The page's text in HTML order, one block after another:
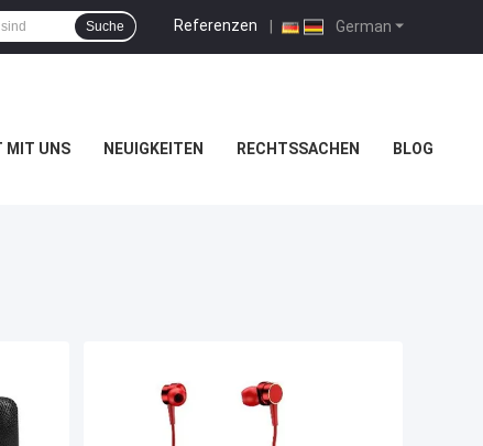
German
Referenzen |
Suche
MIT UNS NEUIGKEITEN RECHTSSACHEN BLOG